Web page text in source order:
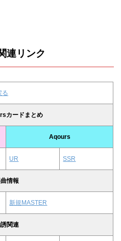
連リンク
る
カードまとめ
Aqours
UR SSR
情報
新規MASTER
関連